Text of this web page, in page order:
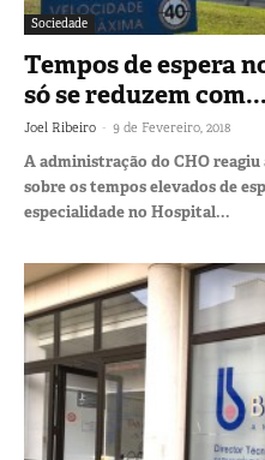
Sociedade
Tempos de espera
só se reduzem com...
Joel Ribeiro - 9 de Fevereiro, 2018
A administração do CHO reagiu
sobre os tempos elevados de
especialidade no Hospital...